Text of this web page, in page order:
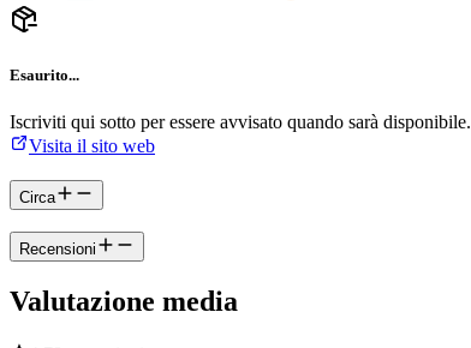
Esaurito...
Iscriviti qui sotto per essere avvisato quando sarà disponibile.
Visita il sito web
Circa
Recensioni
Valutazione media